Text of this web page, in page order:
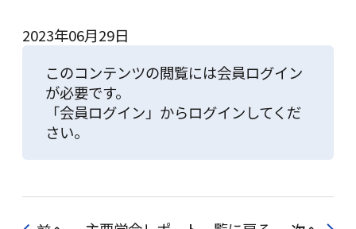
2023年06月29日
このコンテンツの閲覧には会員ログイン
が必要です。
「会員ログイン」からログインしてくだ
さい。